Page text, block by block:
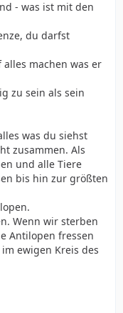
- was ist mit den
du darfst
machen was er
zu sein als sein
was du siehst
zusammen. Als
und alle Tiere
bis hin zur größten
Wenn wir sterben
Antilopen fressen
ewigen Kreis des